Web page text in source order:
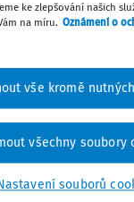
Sledovat
Jan Urban CSc.
ke zlepšování našich
na míru. Oznámení o
souborů
vše kromě
všechny soubory